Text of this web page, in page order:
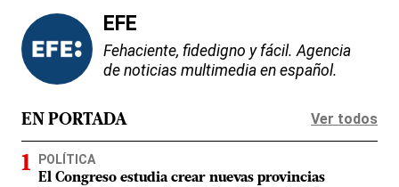
EFE
Fehaciente, fidedigno y fácil. Agencia
de noticias multimedia en español.
EN PORTADA Ver todos
POLÍTICA
El Congreso estudia crear nuevas provincias